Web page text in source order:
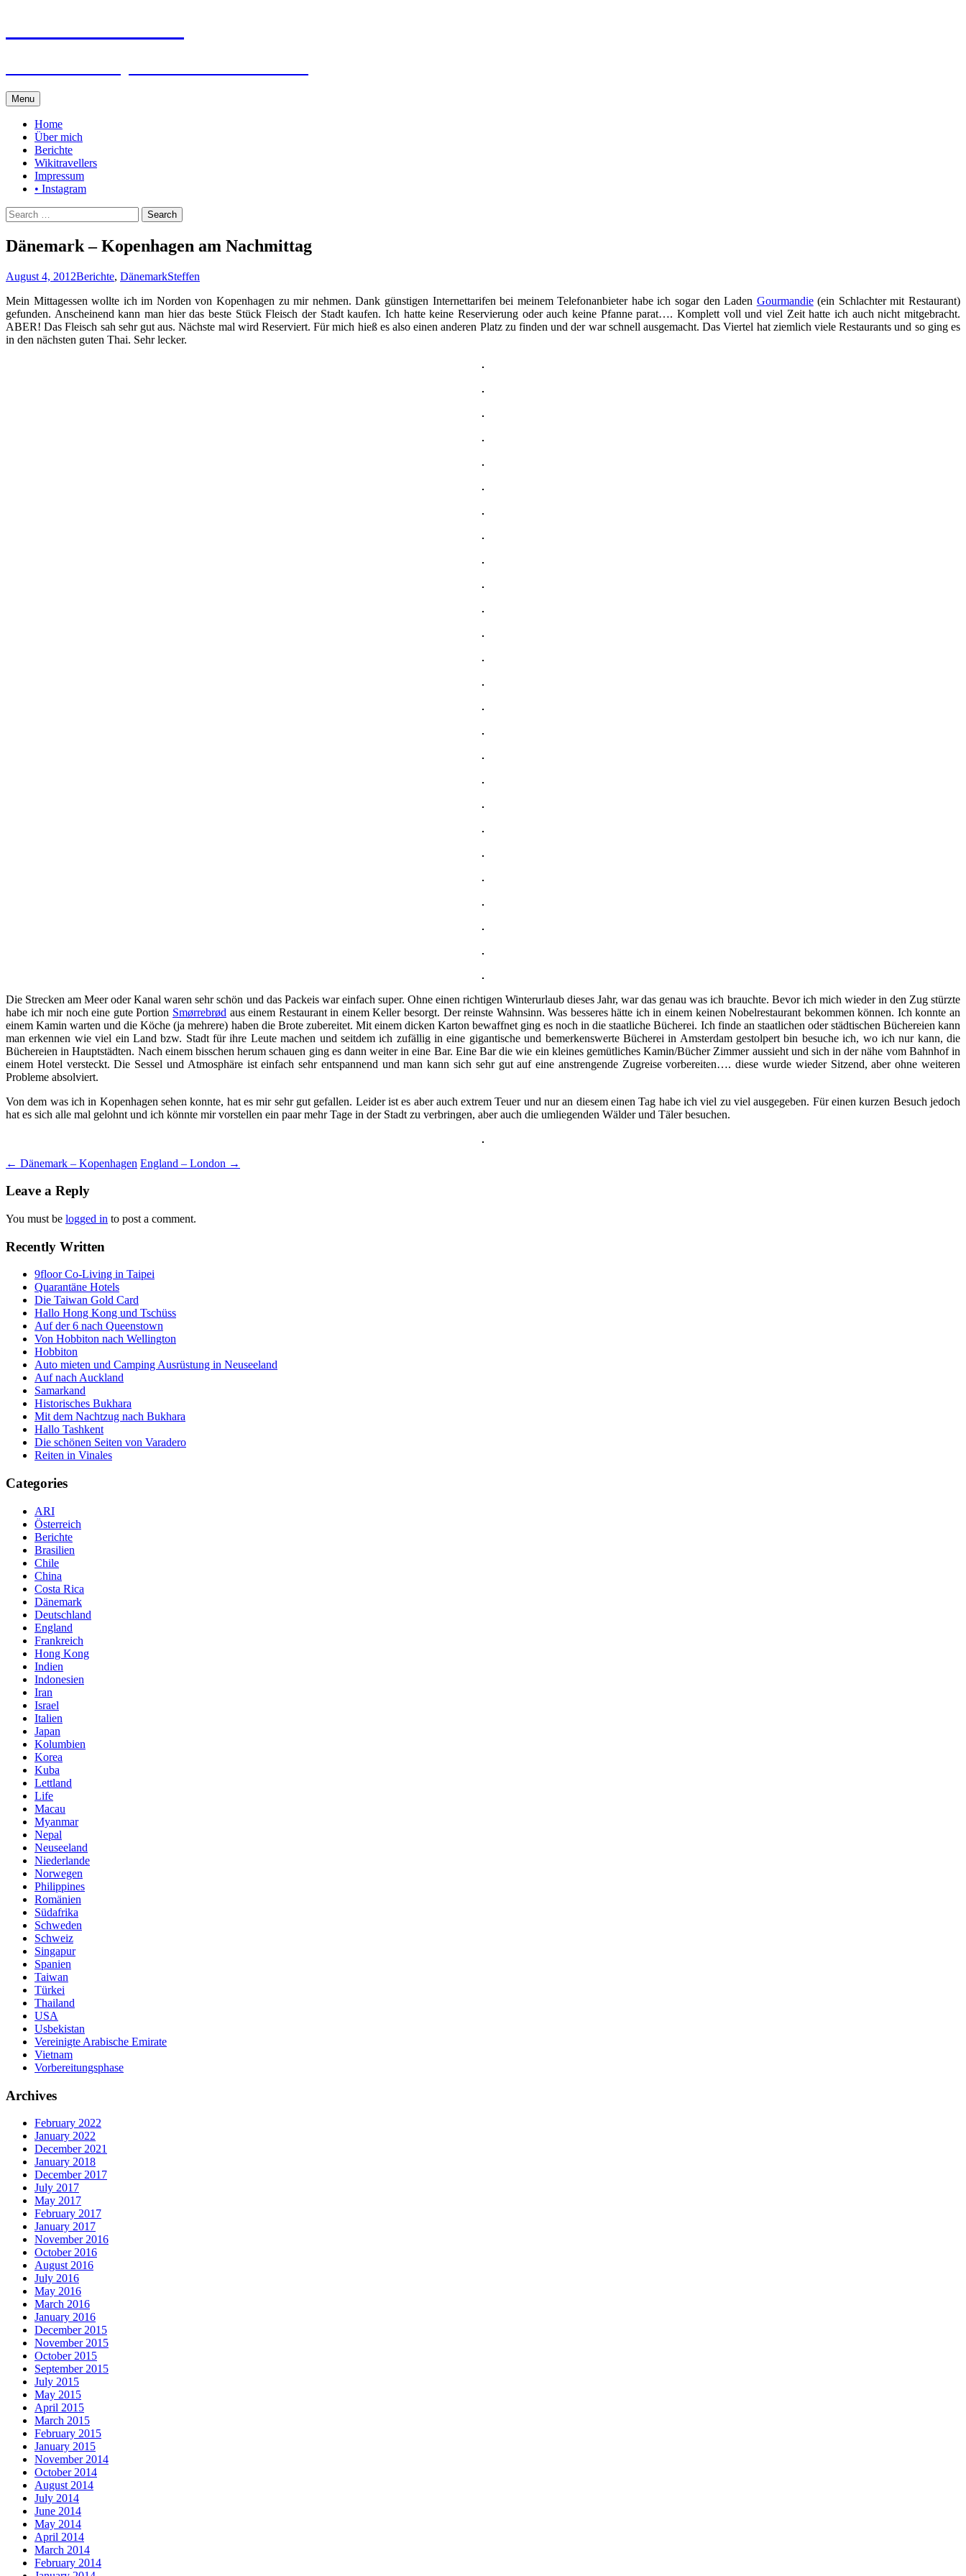
Menu Skip
to
content
Home
Über mich
Berichte
Wikitravellers
Impressum
• Instagram
Search
for:
Dänemark – Kopenhagen am Nachmittag
August 4, 2012Berichte, DänemarkSteffen
Mein Mittagessen wollte ich im Norden von Kopenhagen zu mir nehmen. Dank günstigen Internettarifen bei meinem Telefonanbieter habe ich sogar den Laden Gourmandie(ein Schlachter mit Restaurant)
gefunden. Anscheinend kann man hier das beste Stück Fleisch der Stadt kaufen. Ich hatte keine Reservierung oder auch keine Pfanne parat…. Komplett voll und viel Zeit hatte ich auch nicht mitgebracht.
ABER! Das Fleisch sah sehr gut aus. Nächste mal wird Reserviert. Für mich hieß es also einen anderen Platz zu finden und der war schnell ausgemacht. Das Viertel hat ziemlich viele Restaurants und so ging es
in den nächsten guten Thai. Sehr lecker.
Die Strecken am Meer oder Kanal waren sehr schön und das Packeis war einfach super. Ohne einen richtigen Winterurlaub dieses Jahr, war das genau was ich brauchte. Bevor ich mich wieder in den Zug stürzte
habe ich mir noch eine gute Portion Smørrebrød aus einem Restaurant in einem Keller besorgt. Der reinste Wahnsinn. Was besseres hätte ich in einem keinen Nobelrestaurant bekommen können. Ich konnte an
einem Kamin warten und die Köche (ja mehrere) haben die Brote zubereitet. Mit einem dicken Karton bewaffnet ging es noch in die staatliche Bücherei. Ich finde an staatlichen oder städtischen Büchereien kann
man erkennen wie viel ein Land bzw. Stadt für ihre Leute machen und seitdem ich zufällig in eine gigantische und bemerkenswerte Bücherei in Amsterdam gestolpert bin besuche ich, wo ich nur kann, die
Büchereien in Hauptstädten. Nach einem bisschen herum schauen ging es dann weiter in eine Bar. Eine Bar die wie ein kleines gemütliches Kamin/Bücher Zimmer aussieht und sich in der nähe vom Bahnhof in
einem Hotel versteckt. Die Sessel und Atmosphäre ist einfach sehr entspannend und man kann sich sehr gut auf eine anstrengende Zugreise vorbereiten…. diese wurde wieder Sitzend, aber ohne weiteren
Probleme absolviert.
Von dem was ich in Kopenhagen sehen konnte, hat es mir sehr gut gefallen. Leider ist es aber auch extrem Teuer und nur an diesem einen Tag habe ich viel zu viel ausgegeben. Für einen kurzen Besuch jedoch
hat es sich alle mal gelohnt und ich könnte mir vorstellen ein paar mehr Tage in der Stadt zu verbringen, aber auch die umliegenden Wälder und Täler besuchen.
Post
navigation
← Dänemark – Kopenhagen England – London →
Leave a Reply
You must be logged in to post a comment.
Recently Written
9floor Co-Living in Taipei
Quarantäne Hotels
Die Taiwan Gold Card
Hallo Hong Kong und Tschüss
Auf der 6 nach Queenstown
Von Hobbiton nach Wellington
Hobbiton
Auto mieten und Camping Ausrüstung in Neuseeland
Auf nach Auckland
Samarkand
Historisches Bukhara
Mit dem Nachtzug nach Bukhara
Hallo Tashkent
Die schönen Seiten von Varadero
Reiten in Vinales
Categories
ARI
Österreich
Berichte
Brasilien
Chile
China
Costa Rica
Dänemark
Deutschland
England
Frankreich
Hong Kong
Indien
Indonesien
Iran
Israel
Italien
Japan
Kolumbien
Korea
Kuba
Lettland
Life
Macau
Myanmar
Nepal
Neuseeland
Niederlande
Norwegen
Philippines
Romänien
Südafrika
Schweden
Schweiz
Singapur
Spanien
Taiwan
Türkei
Thailand
USA
Usbekistan
Vereinigte Arabische Emirate
Vietnam
Vorbereitungsphase
Archives
February 2022
January 2022
December 2021
January 2018
December 2017
July 2017
May 2017
February 2017
January 2017
November 2016
October 2016
August 2016
July 2016
May 2016
March 2016
January 2016
December 2015
November 2015
October 2015
September 2015
July 2015
May 2015
April 2015
March 2015
February 2015
January 2015
November 2014
October 2014
August 2014
July 2014
June 2014
May 2014
April 2014
March 2014
February 2014